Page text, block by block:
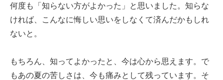
何度も「知らない方がよかった」と思いました。知らな
ければ、こんなに悔しい思いをしなくて済んだかもしれ
ないと。
もちろん、知ってよかったと、今は心から思えます。で
もあの夏の苦しさは、今も痛みとして残っています。そ